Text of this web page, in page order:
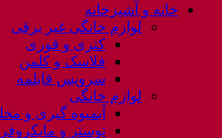
خانه و آشپزخانه
لوازم خانگی غیر برقی
کتری و قوری
فلاسک و کلمن
سرویس قابلمه
لوازم خانگی
آبمیوه گیری و
توستر و مایکروفر